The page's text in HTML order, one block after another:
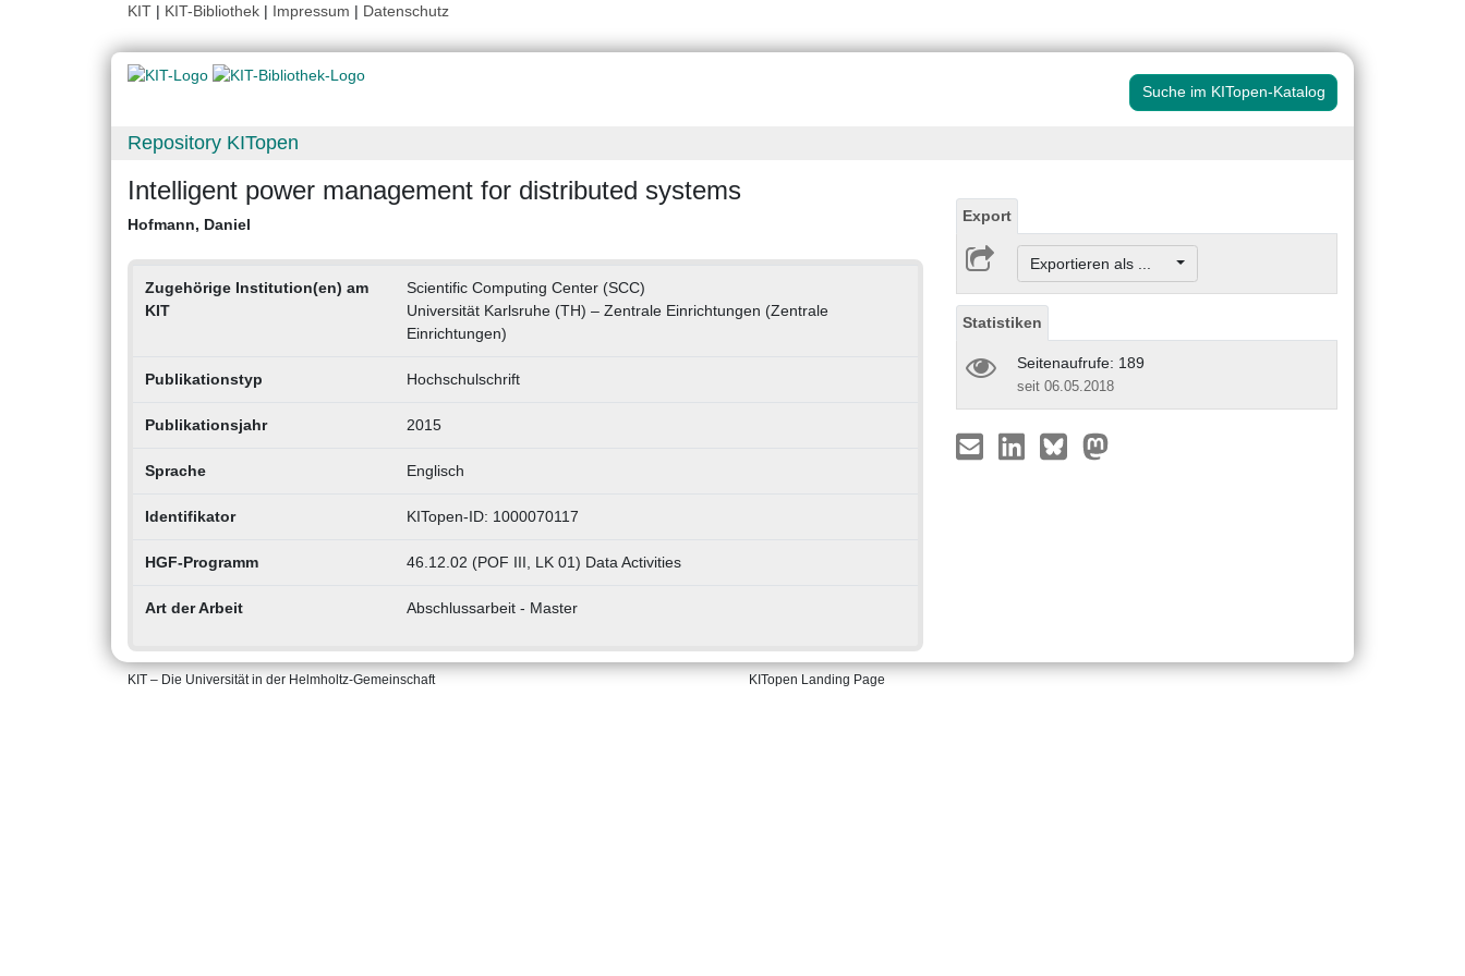
KIT | KIT-Bibliothek | Impressum | Datenschutz
Suche im KITopen-Katalog
Repository KITopen
Intelligent power management for distributed systems
Hofmann, Daniel
Zugehörige Institution(en) am
KIT
Scientific Computing Center (SCC)
Universität Karlsruhe (TH) – Zentrale Einrichtungen (Zentrale
Einrichtungen)
Publikationstyp Hochschulschrift
Publikationsjahr 2015
Sprache Englisch
Identifikator KITopen-ID: 1000070117
HGF-Programm 46.12.02 (POF III, LK 01) Data Activities
Art der Arbeit Abschlussarbeit - Master
Export
Exportieren als ...
Statistiken
Seitenaufrufe: 189
seit 06.05.2018
KIT – Die Universität in der Helmholtz-Gemeinschaft KITopen Landing Page